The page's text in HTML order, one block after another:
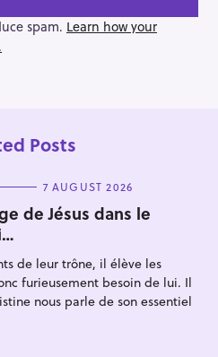
spam. Learn how your
Posts
7 AUGUST 2026
de Jésus dans le
de leur trône, il élève les
furieusement besoin de lui. Il
nous parle de son essentiel